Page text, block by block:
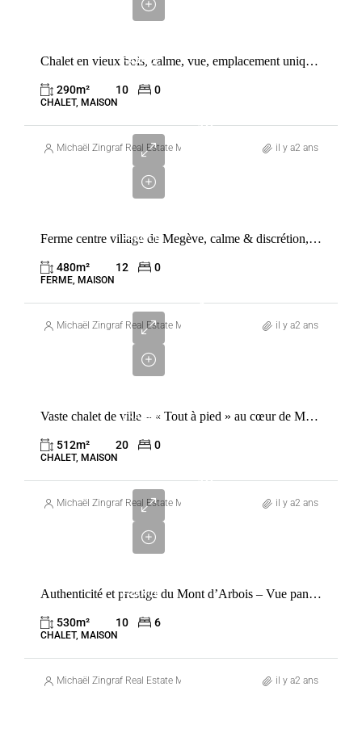
FRANCE
MEGÈVE
Chalet en vieux bois, calme, vue, emplacement unique proche du village
290m² 10 0
CHALET, MAISON
Michaël Zingraf Real Estate Megève il y a2 ans
FRANCE
MEGÈVE
13
Ferme centre village de Megève, calme & discrétion, rarissime
480m² 12 0
FERME, MAISON
Michaël Zingraf Real Estate Megève il y a2 ans
FRANCE
MEGÈVE
4
Vaste chalet de ville – « Tout à pied » au cœur de Megève – À transformer selon vos goûts
512m² 20 0
CHALET, MAISON
Michaël Zingraf Real Estate Megève il y a2 ans
FRANCE
MEGÈVE
12
Authenticité et prestige du Mont d’Arbois – Vue panoramique et extension du chalet comprise
530m² 10 6
CHALET, MAISON
Michaël Zingraf Real Estate Megève il y a2 ans